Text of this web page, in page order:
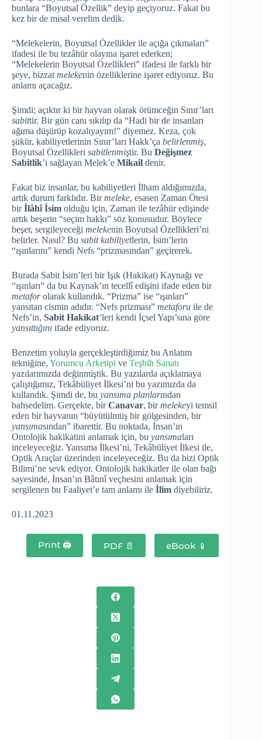
bunlara “Boyutsal Özellik” deyip geçiyoruz. Fakat bu
kez bir de misal verelim dedik.
“Melekelerin, Boyutsal Özellikler ile açığa çıkmaları”
ifadesi ile bu tezâhür olayına işaret ederken;
“Melekelerin Boyutsal Özellikleri” ifadesi ile farklı bir
şeye, bizzat melekenin özelliklerine işaret ediyoruz. Bu
anlamı açacağız.
Şimdi; açıktır ki bir hayvan olarak örümceğin Sınır’ları
sabittir. Bir gün canı sıkılıp da “Hadi bir de insanları
ağıma düşürüp kozalıyayım!” diyemez. Keza, çok
şükür, kabiliyetlerinin Sınır’ları Hakk’ça belirlenmiş,
Boyutsal Özellikleri sabitlenmiştir. Bu Değişmez
Sabitlik’i sağlayan Melek’e Mikail denir.
Fakat biz insanlar, bu kabiliyetleri İlham aldığımızda,
artık durum farklıdır. Birmeleke, esasen Zaman Ötesi
birİlâhî İsim olduğu için, Zaman ile tezâhür edişinde
artık beşerin “seçim hakkı” söz konusudur. Böylece
beşer, sergileyeceği melekenin Boyutsal Özellikleri’ni
belirler. Nasıl? Bu sabit kabiliyetlerin, İsim’lerin
“ışınlarını” kendi Nefs “prizmasından” geçirerek.
Burada Sabit İsim’leri bir Işık (Hakikat) Kaynağı ve
“ışınları” da bu Kaynak’ın tecellî edişini ifade eden bir
metaforolarak kullandık. “Prizma” ise “ışınları”
yansıtan cismin adıdır. “Nefs prizması” metaforu ile de
Nefs’in, Sabit Hakikat’leri kendi İçsel Yapı’sına göre
yansıttığını ifade ediyoruz.
Benzetim yoluyla gerçekleştirdiğimiz bu Anlatım
tekniğine, Yorumcu Arketipi ve Teşbih Sanatı
yazılarımızda değinmiştik. Bu yazılarda açıklamaya
çalıştığımız, Tekâbüliyet İlkesi’ni bu yazımızda da
kullandık. Şimdi de, bu yansıma planlarından
bahsedelim. Gerçekte, birCanavar, birmelekeyi temsil
eden bir hayvanın “büyütülmüş bir gölgesinden, bir
yansımasından” ibarettir. Bu noktada, İnsan’ın
Ontolojik hakikatini anlamak için, bu yansımaları
inceleyeceğiz. Yansıma İlkesi’ni, Tekâbüliyet İlkesi ile,
Optik Araçlar üzerinden inceleyeceğiz. Bu da bizi Optik
Bilimi’ne sevk ediyor. Ontolojik hakikatler ile olan bağı
sayesinde, İnsan’ın Bâtınî veçhesini anlamak için
sergilenen bu Faaliyet’e tam anlamı ile İlim diyebiliriz.
01.11.2023
Print 🖨 PDF 📄 eBook 📱